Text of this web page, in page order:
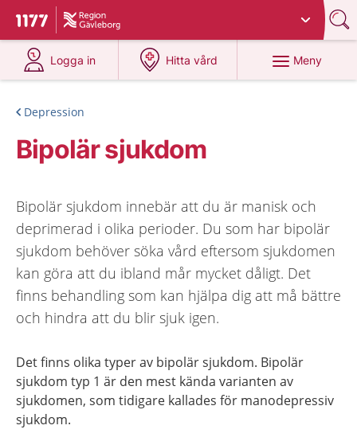
Till startsidan för 1177
Du har valt region
Logga in
på 1177.se
Hitta vård
på 1177.se
Meny
Depression
Bipolär sjukdom
Bipolär sjukdom innebär att du är manisk och
deprimerad i olika perioder. Du som har bipolär
sjukdom behöver söka vård eftersom sjukdomen
kan göra att du ibland mår mycket dåligt. Det
finns behandling som kan hjälpa dig att må bättre
och hindra att du blir sjuk igen.
Det finns olika typer av bipolär sjukdom. Bipolär
sjukdom typ 1 är den mest kända varianten av
sjukdomen, som tidigare kallades för manodepressiv
sjukdom.